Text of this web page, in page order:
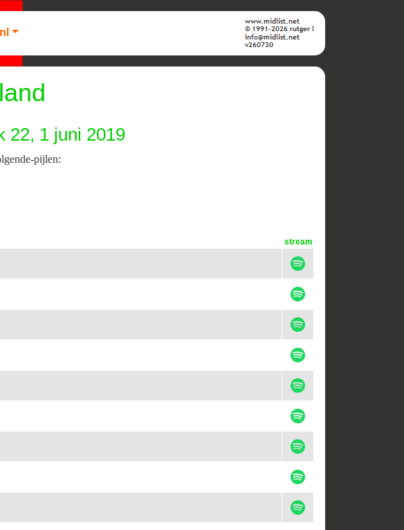
nl
22, 1 juni 2019
pijlen:
stream